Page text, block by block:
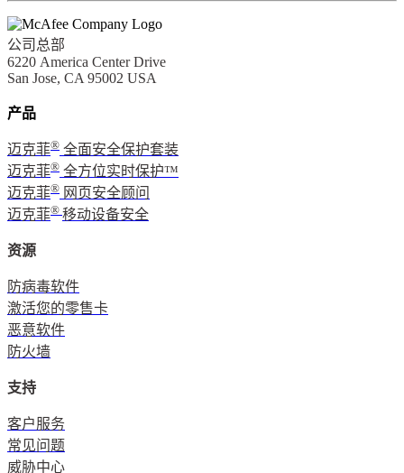
公司总部
6220 America Center Drive
San Jose, CA 95002 USA
产品
迈克菲® 全面安全保护套装
迈克菲® 全方位实时保护™
迈克菲® 网页安全顾问
迈克菲® 移动设备安全
资源
防病毒软件
激活您的零售卡
恶意软件
防火墙
支持
客户服务
常见问题
威胁中心